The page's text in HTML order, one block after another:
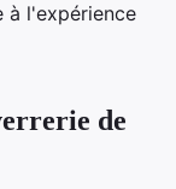
à l'expérience
de